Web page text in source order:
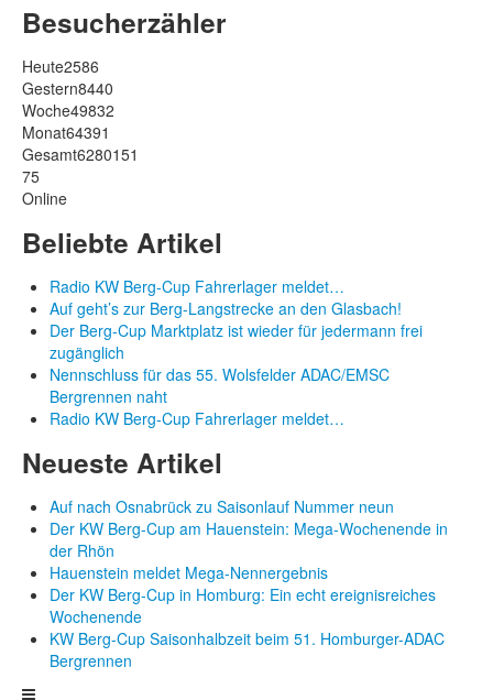
Besucherzähler
Heute2586
Gestern8440
Woche49832
Monat64391
Gesamt6280151
75
Online
Beliebte Artikel
Radio KW Berg-Cup Fahrerlager meldet…
Auf geht’s zur Berg-Langstrecke an den Glasbach!
Der Berg-Cup Marktplatz ist wieder für jedermann frei
zugänglich
Nennschluss für das 55. Wolsfelder ADAC/EMSC
Bergrennen naht
Radio KW Berg-Cup Fahrerlager meldet…
Neueste Artikel
Auf nach Osnabrück zu Saisonlauf Nummer neun
Der KW Berg-Cup am Hauenstein: Mega-Wochenende in
der Rhön
Hauenstein meldet Mega-Nennergebnis
Der KW Berg-Cup in Homburg: Ein echt ereignisreiches
Wochenende
KW Berg-Cup Saisonhalbzeit beim 51. Homburger-ADAC
Bergrennen